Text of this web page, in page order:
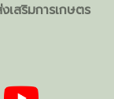
เสริมการเกษตร